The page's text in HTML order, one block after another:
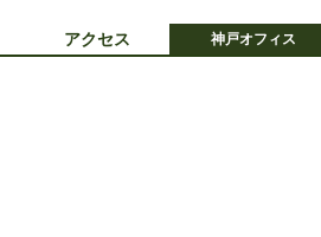
アクセス 神戸オフィス